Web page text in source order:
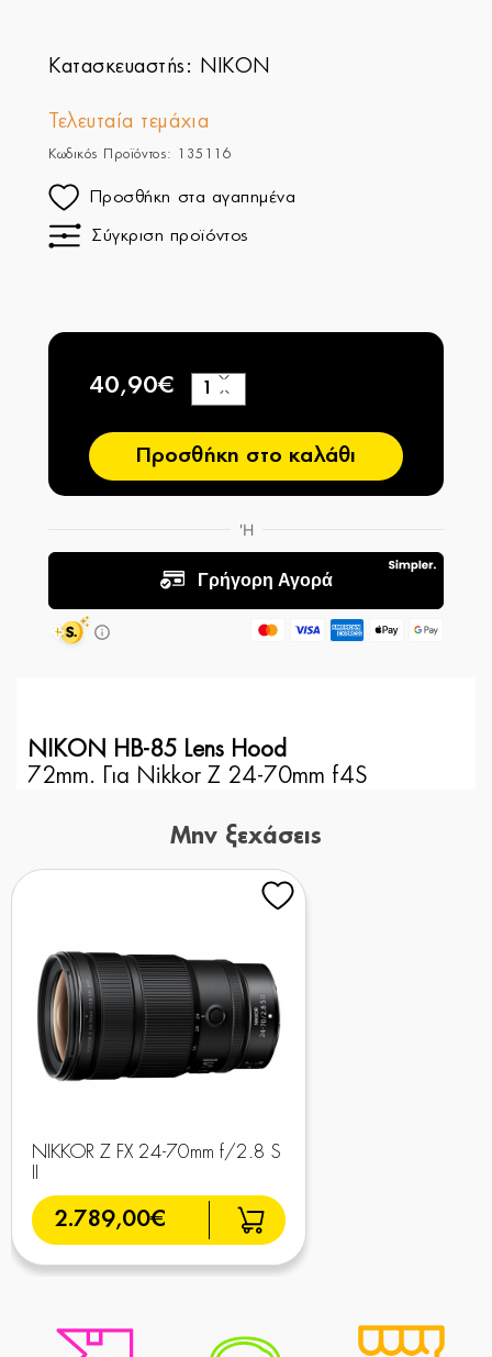
Κατασκευαστής: NIKON
Τελευταία τεμάχια
Κωδικός Προϊόντος: 135116
Προσθήκη στα αγαπημένα
Σύγκριση προϊόντος
40,90€
−
+
Προσθήκη στο καλάθι
NIKON HB-85 Lens Hood
72mm. Για Nikkor Z 24-70mm f4S
Μην ξεχάσεις
NIKKOR Z FX 24-70mm f/2.8 S
2.789,00€